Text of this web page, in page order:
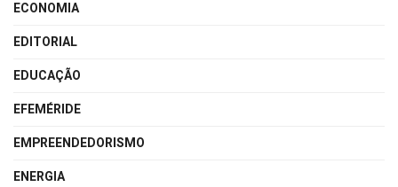
ECONOMIA
EDITORIAL
EDUCAÇÃO
EFEMÉRIDE
EMPREENDEDORISMO
ENERGIA